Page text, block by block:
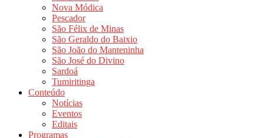
Nova Módica
Pescador
São Félix de Minas
São Geraldo do Baixio
São João do Manteninha
São José do Divino
Sardoá
Tumiritinga
Conteúdo
Notícias
Eventos
Editais
Programas